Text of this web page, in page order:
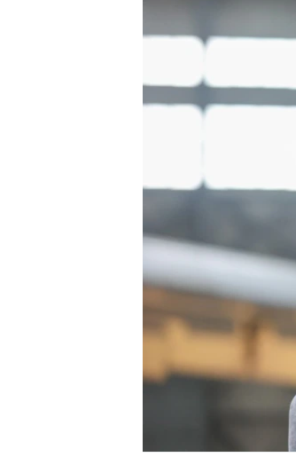
КРЫМ.НЕПОКОРЕННЫЙ